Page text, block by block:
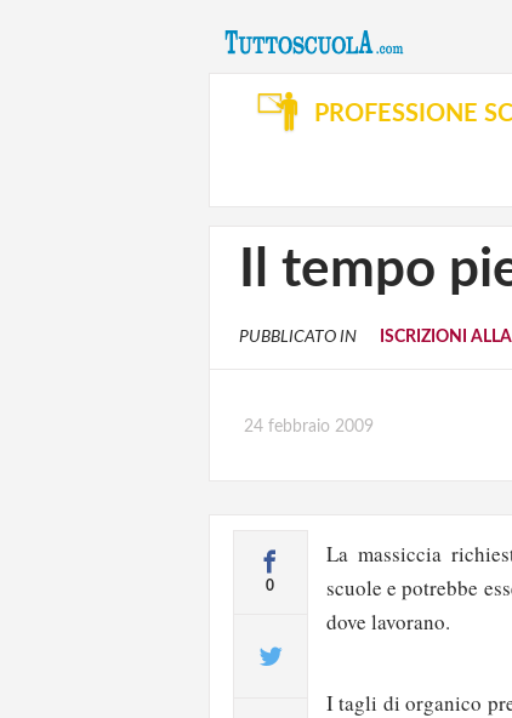
PROFESSIONE
Il tempo
PUBBLICATO IN ISCRIZIONI
24 febbraio 2009
0
La massiccia
scuole e potrebbe
dove lavorano.
I tagli di organico